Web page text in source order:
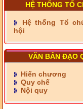
HỆ THỐNG TỔ
Hệ thống Tổ
hội
VĂN BẢN ĐẠO
Hiến chương
Quy chế
Nội quy
nguyện vùng biên
- BAN TRỊ SỰ XÃ ĐẠI
TIẾP SỨC ĐẾN